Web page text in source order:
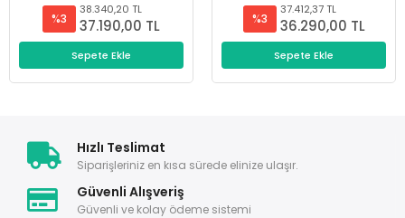
%3
38.340,20 TL
37.190,00 TL
Sepete Ekle
%3
37.412,37 TL
36.290,00 TL
Sepete Ekle
Hızlı Teslimat
Siparişleriniz en kısa sürede elinize ulaşır.
Güvenli Alışveriş
Güvenli ve kolay ödeme sistemi